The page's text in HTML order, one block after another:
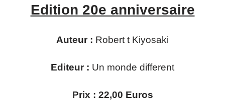
Edition 20e anniversaire
Auteur : Robert t Kiyosaki
Editeur : Un monde different
Prix : 22,00 Euros